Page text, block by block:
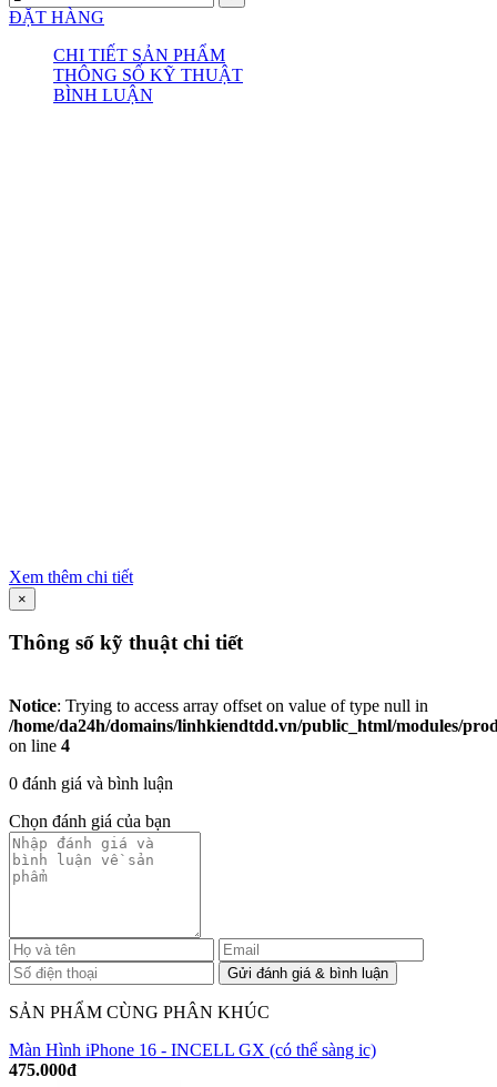
ĐẶT HÀNG
CHI TIẾT SẢN PHẨM
THÔNG SỐ KỸ THUẬT
BÌNH LUẬN
Xem thêm chi tiết
×
Thông số kỹ thuật chi tiết
Notice: Trying to access array offset on value of type null in
/home/da24h/domains/linhkiendtdd.vn/public_html/modules/
on line 4
0 đánh giá và bình luận
Chọn đánh giá của bạn
SẢN PHẨM CÙNG PHÂN KHÚC
Màn Hình iPhone 16 - INCELL GX (có thể sàng ic)
475.000đ